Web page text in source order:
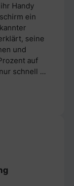
Handy
ein
seine
und
auf
schnell ...